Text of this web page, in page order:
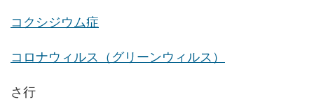
コクシジウム症
コロナウィルス（グリーンウィルス）
さ行